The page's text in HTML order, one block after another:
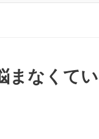
まなくて